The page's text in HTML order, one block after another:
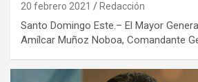
20 febrero 2021 Redacción
Santo Domingo Este.– El Mayor
Amílcar Muñoz Noboa, Comandante